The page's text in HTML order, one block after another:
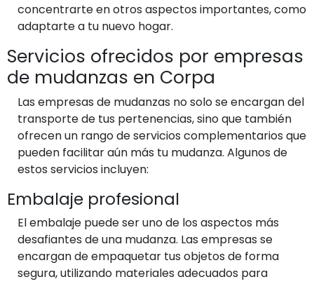
concentrarte en otros aspectos importantes, como
adaptarte a tu nuevo hogar.
Servicios ofrecidos por empresas
de mudanzas en Corpa
Las empresas de mudanzas no solo se encargan del
transporte de tus pertenencias, sino que también
ofrecen un rango de servicios complementarios que
pueden facilitar aún más tu mudanza. Algunos de
estos servicios incluyen:
Embalaje profesional
El embalaje puede ser uno de los aspectos más
desafiantes de una mudanza. Las empresas se
encargan de empaquetar tus objetos de forma
segura, utilizando materiales adecuados para